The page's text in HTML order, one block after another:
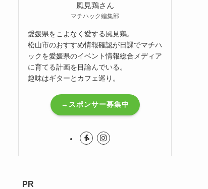
風見鶏さん
マチハック編集部
愛媛県をこよなく愛する風見鶏。
松山市のおすすめ情報確認が日課でマチハ
ックを愛媛県のイベント情報総合メディア
に育てる計画を目論んでいる。
趣味はギターとカフェ巡り。
→スポンサー募集中
PR